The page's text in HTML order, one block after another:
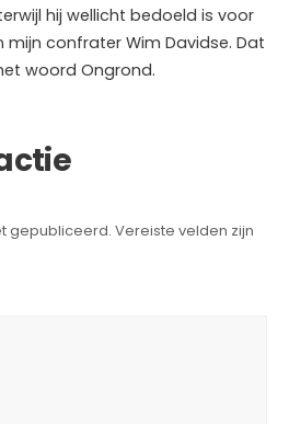
hij wellicht bedoeld is voor
mijn confrater Wim Davidse. Dat
woord Ongrond.
gepubliceerd. Vereiste velden zijn